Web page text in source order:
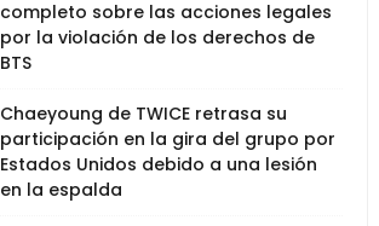
completo sobre las acciones legales
por la violación de los derechos de
BTS
Chaeyoung de TWICE retrasa su
participación en la gira del grupo por
Estados Unidos debido a una lesión
en la espalda